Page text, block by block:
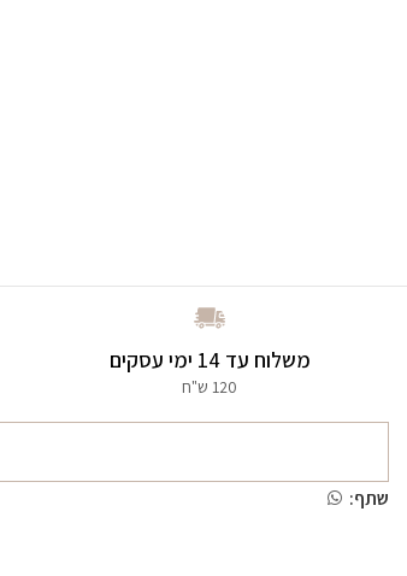
משלוח עד 14 ימי עסקים
120 ש"ח
שתף: